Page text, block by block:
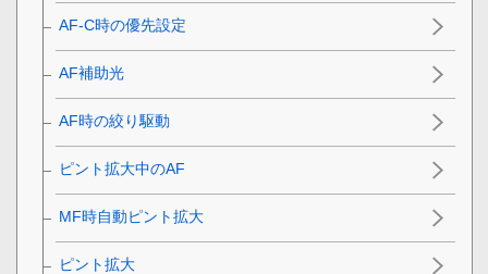
AF-C時の優先設定
AF補助光
AF時の絞り駆動
ピント拡大中のAF
MF時自動ピント拡大
ピント拡大